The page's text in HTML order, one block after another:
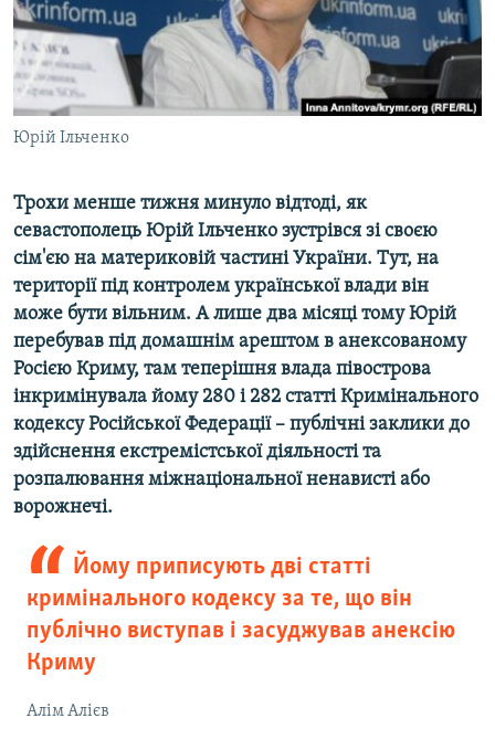
ВІДЕОУРОКИ «ELIFBE»
СВІДЧЕННЯ ОКУПАЦІЇ
УКРАЇНСЬКА ПРОБЛЕМА КРИМУ
ІНФОГРАФІКА
Русский
Qırımtatar
ДОЛУЧАЙСЯ!
Усі сайти RFE/RL
Юрій Ільченко
Трохи менше тижня минуло відтоді, як
севастополець Юрій Ільченко зустрівся зі своєю
сім'єю на материковій частині України. Тут, на
території під контролем української влади він
може бути вільним. А лише два місяці тому Юрій
перебував під домашнім арештом в анексованому
Росією Криму, там теперішня влада півострова
інкримінувала йому 280 і 282 статті Кримінального
кодексу Російської Федерації – публічні заклики до
здійснення екстремістської діяльності та
розпалювання міжнаціональної ненависті або
ворожнечі.
Йому приписують дві статті
кримінального кодексу за те, що він
публічно виступав і засуджував анексію
Криму
Алім Алієв